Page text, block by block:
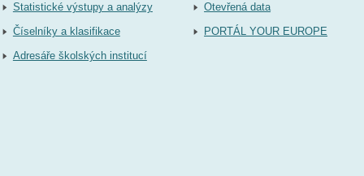
Statistické výstupy a analýzy
Číselníky a klasifikace
Adresáře školských institucí
Otevřená data
PORTÁL YOUR EUROPE